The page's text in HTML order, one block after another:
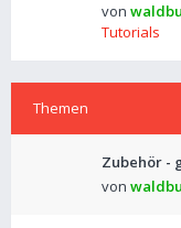
von
Tutorials
Themen
Zubehör -
von